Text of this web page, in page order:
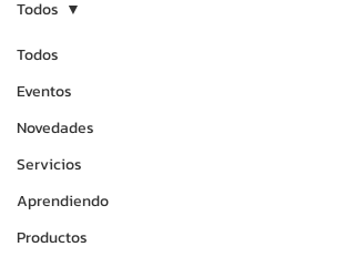
Todos
Eventos
Novedades
Servicios
Aprendiendo
Productos
Todos